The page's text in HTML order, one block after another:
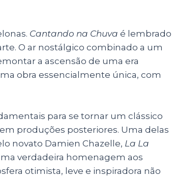
Cantando na Chuva é lembrado
O ar nostálgico combinado a um
a ascensão de uma era
obra essencialmente única, com
para se tornar um clássico
produções posteriores. Uma delas
novato Damien Chazelle, La La
verdadeira homenagem aos
otimista, leve e inspiradora não